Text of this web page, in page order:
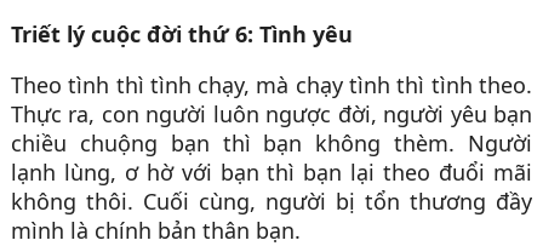
Triết lý cuộc đời thứ 6: Tình yêu
Theo tình thì tình chạy, mà chạy tình thì tình theo.
Thực ra, con người luôn ngược đời, người yêu bạn
chiều chuộng bạn thì bạn không thèm. Người
lạnh lùng, ơ hờ với bạn thì bạn lại theo đuổi mãi
không thôi. Cuối cùng, người bị tổn thương đầy
mình là chính bản thân bạn.